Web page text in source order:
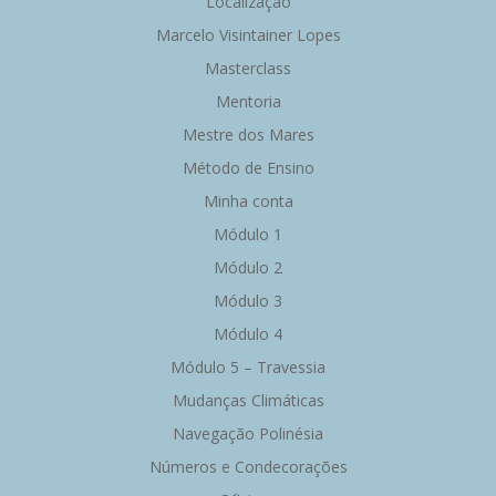
Marcelo Visintainer Lopes
Masterclass
Mentoria
Mestre dos Mares
Método de Ensino
Minha conta
Módulo 1
Módulo 2
Módulo 3
Módulo 4
Módulo 5 – Travessia
Mudanças Climáticas
Navegação Polinésia
Números e Condecorações